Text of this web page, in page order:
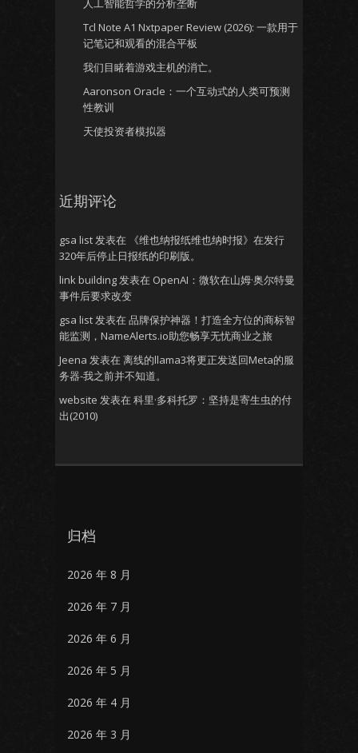
人工智能哲学的分析垄断
Tcl Note A1 Nxtpaper Review (2026): 一款用于
记笔记和观看的混合平板
我们目睹着游戏主机的消亡。
Aaronson Oracle：一个互动式的人类可预测
性教训
天使投资者模拟器
近期评论
gsa list发表在
《维也纳报纸维也纳时报》在发行
320年后停止日报纸的印刷版。
link building发表在 OpenAI：微软在山姆·奥尔特曼
事件后要求改变
gsa list发表在 品牌保护神器！打造全方位的商标智
能监测，NameAlerts.io助您畅享无忧商业之旅
Jeena 发表在 离线的llama3将更正发送回Meta的服
务器-我之前并不知道。
website 发表在 科里·多科托罗：坚持是寄生虫的付
出(2010)
归档
2026 年 8 月
2026 年 7 月
2026 年 6 月
2026 年 5 月
2026 年 4 月
2026 年 3 月